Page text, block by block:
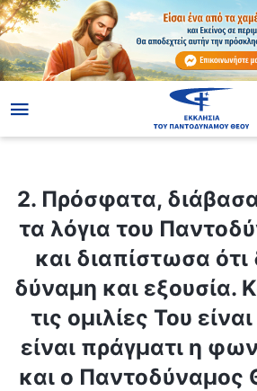
2. Πρόσφατα,
τα λόγια του
και διαπίστωσα ότι
δύναμη και εξουσία.
τις ομιλίες Του
είναι πράγματι η
και ο Παντοδύναμος